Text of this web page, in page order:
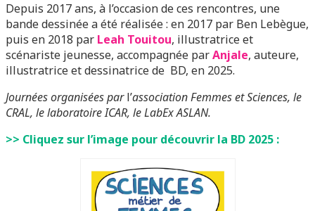
Depuis 2017 ans, à l’occasion de ces rencontres, une
bande dessinée a été réalisée : en 2017 par Ben Lebègue,
puis en 2018 par Leah Touitou, illustratrice et
scénariste jeunesse, accompagnée parAnjale, auteure,
illustratrice et dessinatrice de BD, en 2025.
Journées organisées parl’association Femmes et Sciences, le
CRAL, le laboratoire ICAR, le LabEx ASLAN.
>> Cliquez sur l’image pour découvrir la BD 2025 :